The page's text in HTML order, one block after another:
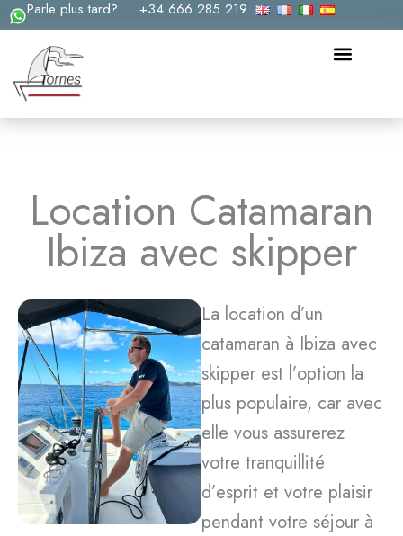
Aller
au
contenu
Parle plus tard? +34 666 285 219
Location Catamaran
Ibiza avec skipper
La location d’un
catamaran à Ibiza avec
skipper est l’option la
plus populaire, car avec
elle vous assurerez
votre tranquillité
d’esprit et votre plaisir
pendant votre séjour à